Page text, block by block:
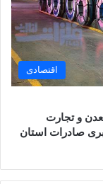
اقتصادی
و تجارت
خبر داد: افزایش بیش از ۵۱ برابری صادرات استان